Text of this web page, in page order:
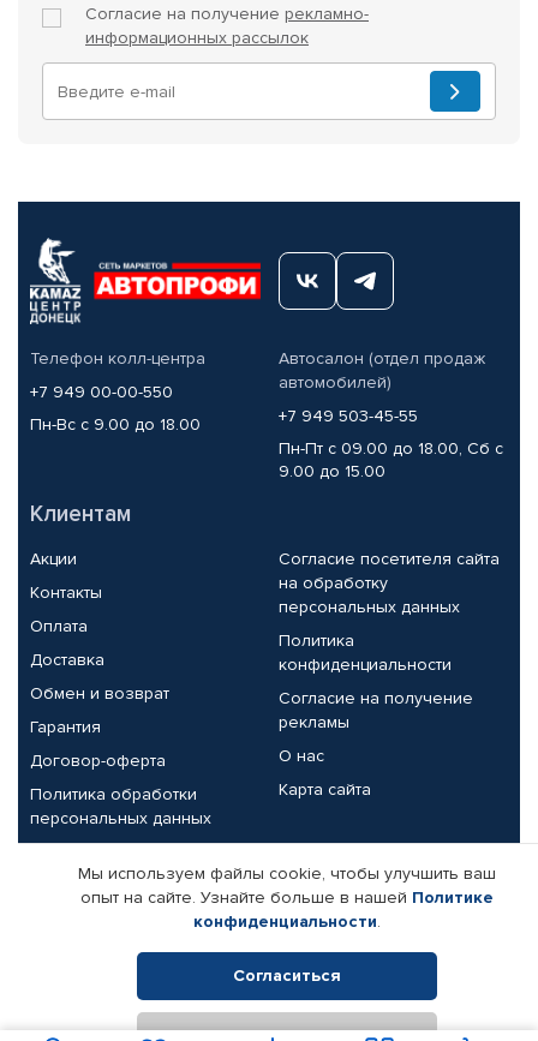
Согласие на получение рекламно-
информационных рассылок
Телефон колл-центра
+7 949 00-00-550
Пн-Вс с 9.00 до 18.00
Автосалон (отдел продаж
автомобилей)
+7 949 503-45-55
Пн-Пт с 09.00 до 18.00, Сб с
9.00 до 15.00
Клиентам
Акции
Контакты
Оплата
Доставка
Обмен и возврат
Гарантия
Договор-оферта
Политика обработки
персональных данных
Согласие посетителя сайта
на обработку
персональных данных
Политика
конфиденциальности
Согласие на получение
рекламы
О нас
Карта сайта
Партнерам
Корпоративным клиентам
Поставщикам
Реквизиты компании
Мы используем файлы cookie, чтобы улучшить ваш
опыт на сайте. Узнайте больше в нашей Политике
конфиденциальности.
Согласиться
Отклонить